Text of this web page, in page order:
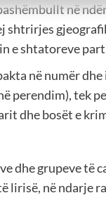
në
shtrirjes
e shtatoreve
në numër
perendim), tek
dhe bosët e
dhe grupeve
lirisë, në ndarje